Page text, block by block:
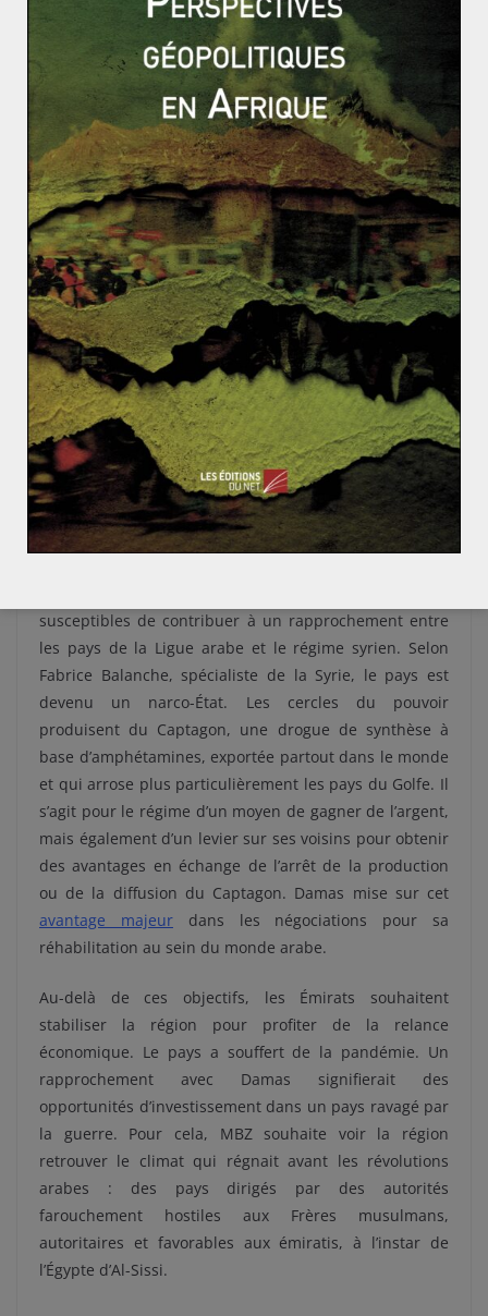
tant que centre financier pour accéder aux marchés
mondiaux. Exemple parmi tant d’autres : l’ASM
International Trading de Samer Foz, accusée par le
Trésor américaind’avoir tenté de contourner les
sanctions contre le régime syrien, est une entreprise
basée aux Émirats arabes unis. Pour Abou Dhabi, se
positionner en « parrain » d’Assad en plein retrait
américain, c’est prendre un avantage stratégique sur
ses voisins.
Enfin, le retour de la Syrie au sein de la Ligue arabe
doit permettre aux Émirats de se positionner comme
médiateur. Il s’agit ici de la rivalité entre les Émirats et
l’Arabie saoudite pour être considéré comme une
puissance régionale. Contrairement aux Saoudiens, les
Émirats n’ont pas à se soucier de leur opinion publique.
Une liberté qui donne lieu à une realpolitik plus forte.
En effet, les nationaux ne constituent que 11,9% de la
population.
La nouvelle arme syrienne
susceptibles de contribuer à un rapprochement entre
les pays de la Ligue arabe et le régime syrien. Selon
Fabrice Balanche, spécialiste de la Syrie, le pays est
devenu un narco-État. Les cercles du pouvoir
produisent du Captagon, une drogue de synthèse à
base d’amphétamines, exportée partout dans le monde
et qui arrose plus particulièrement les pays du Golfe. Il
s’agit pour le régime d’un moyen de gagner de l’argent,
mais également d’un levier sur ses voisins pour obtenir
des avantages en échange de l’arrêt de la production
ou de la diffusion du Captagon. Damas mise sur cet
avantage majeurdans les négociations pour sa
réhabilitation au sein du monde arabe.
Au-delà de ces objectifs, les Émirats souhaitent
stabiliser la région pour profiter de la relance
économique. Le pays a souffert de la pandémie. Un
rapprochement avec Damas signifierait des
opportunités d’investissement dans un pays ravagé par
la guerre. Pour cela, MBZ souhaite voir la région
retrouver le climat qui régnait avant les révolutions
arabes : des pays dirigés par des autorités
farouchement hostiles aux Frères musulmans,
autoritaires et favorables aux émiratis, à l’instar de
l’Égypte d’Al-Sissi.